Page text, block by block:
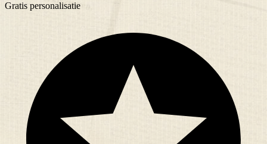
Gratis personalisatie